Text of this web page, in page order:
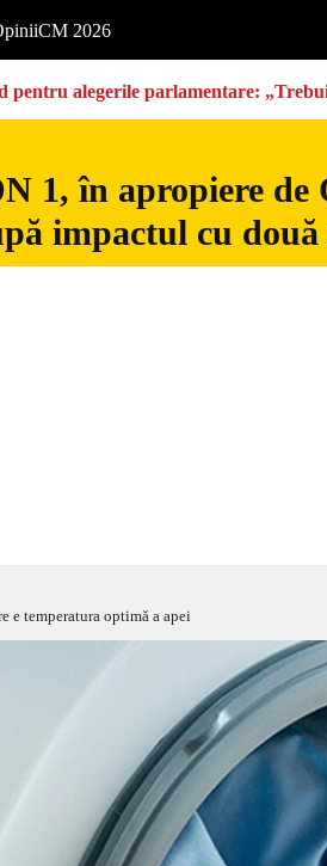
CM 2026
pentru alegerile parlamentare:
1, în apropiere
impactul cu
e temperatura optimă a apei